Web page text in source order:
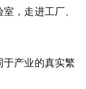
，走进工厂、
产业的真实繁